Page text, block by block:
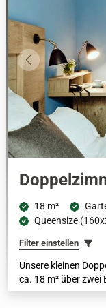
18 m²
Queensize
Filter einstellen
Unsere kleinen
ca. 18 m² über
dem Schlafraum